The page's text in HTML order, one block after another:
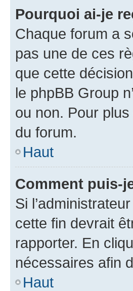
Pourquoi ai-je
Chaque forum a
pas une de ces
que cette
le phpBB Group
ou non. Pour
du forum.
Haut
Comment puis-
Si
cette fin devrait
rapporter. En
nécessaires afin
Haut